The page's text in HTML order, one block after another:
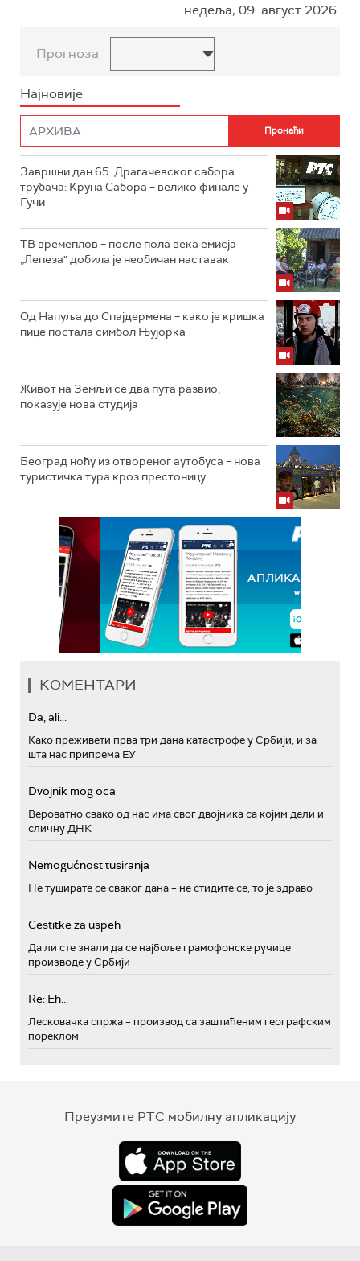
недеља, 09. август 2026.
Прогноза
Најновије
Завршни дан 65. Драгачевског сабора
трубача: Круна Сабора – велико финале у
Гучи
ТВ времеплов – после пола века емисја
„Лепеза" добила је необичан наставак
Од Напуља до Спајдермена – како је кришка
пице постала симбол Њујорка
Живот на Земљи се два пута развио,
показује нова студија
Београд ноћу из отвореног аутобуса – нова
туристичка тура кроз престоницу
КОМЕНТАРИ
Da, ali...
Како преживети прва три дана катастрофе у Србији, и за
шта нас припрема ЕУ
Dvojnik mog oca
Вероватно свако од нас има свог двојника са којим дели и
сличну ДНК
Nemogućnost tusiranja
Не туширате се сваког дана – не стидите се, то је здраво
Cestitke za uspeh
Да ли сте знали да се најбоље грамофонске ручице
производе у Србији
Re: Eh...
Лесковачка спржа – производ са заштићеним географским
пореклом
Преузмите РТС мобилну апликацију